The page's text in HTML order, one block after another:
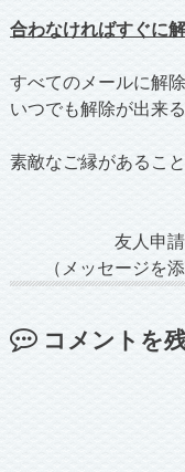
合わなければすぐに
すべてのメールに解
いつでも解除が出来
素敵なご縁があるこ
友人申
（メッセージを
コメントを